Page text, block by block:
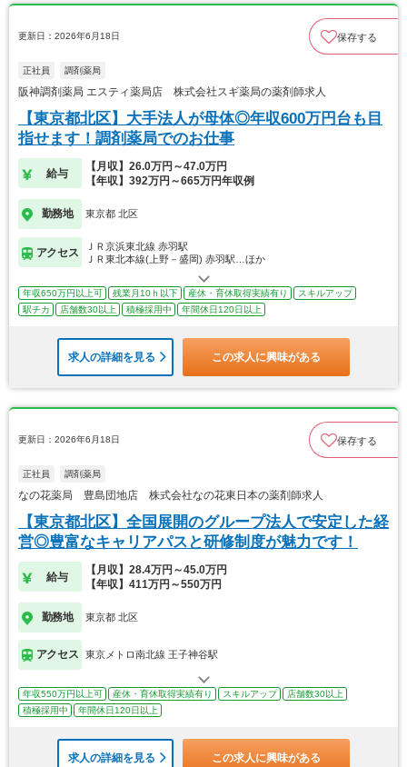
更新日：2026年6月18日 保存する
正社員 調剤薬局
阪神調剤薬局 エスティ薬局店 株式会社スギ薬局の薬剤師求人
【東京都北区】大手法人が母体◎年収600万円台も目
指せます！調剤薬局でのお仕事
給与
【月収】26.0万円～47.0万円
【年収】392万円～665万円年収例
勤務地 東京都 北区
アクセス
ＪＲ京浜東北線 赤羽駅
ＪＲ東北本線(上野－盛岡) 赤羽駅…ほか
年収650万円以上可 残業月10ｈ以下 産休・育休取得実績有り
スキルアップ
駅チカ
店舗数30以上 積極採用中 年間休日120日以上
求人の詳細を見る この求人に興味がある
更新日：2026年6月18日 保存する
正社員 調剤薬局
なの花薬局 豊島団地店 株式会社なの花東日本の薬剤師求人
【東京都北区】全国展開のグループ法人で安定した経
営◎豊富なキャリアパスと研修制度が魅力です！
給与
【月収】28.4万円～45.0万円
【年収】411万円～550万円
勤務地 東京都 北区
アクセス 東京メトロ南北線 王子神谷駅
年収550万円以上可 産休・育休取得実績有り スキルアップ
店舗数30以上
積極採用中
年間休日120日以上
求人の詳細を見る この求人に興味がある